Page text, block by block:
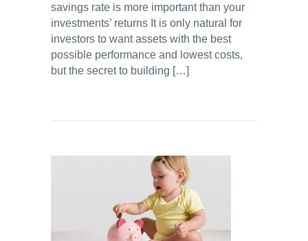
savings rate is more important than your
investments’ returns It is only natural for
investors to want assets with the best
possible performance and lowest costs,
but the secret to building […]